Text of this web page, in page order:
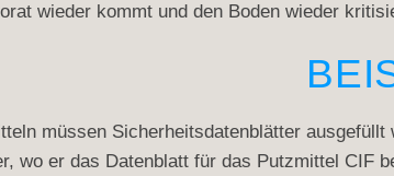
wieder kommt und den Boden wieder
müssen Sicherheitsdatenblätter
wo er das Datenblatt für das Putzmittel CIF